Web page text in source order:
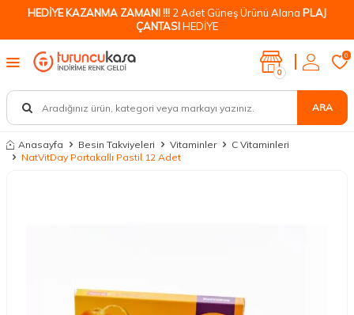
HEDİYE KAZANMA ZAMANI !!! 2 Adet Güneş Ürünü Alana PLAJ
ÇANTASIHEDİYE
ARA
0
0
Anasayfa Besin Takviyeleri Vitaminler
C Vitaminleri
NatVitDay Portakallı Pastil 12 Adet